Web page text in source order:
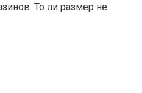
То ли размер не